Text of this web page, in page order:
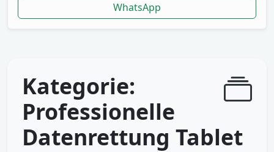
WhatsApp
Kategorie:
Professionelle
Datenrettung Tablet